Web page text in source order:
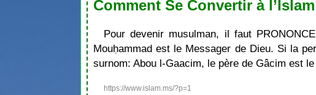
Comment Se Convertir à
Pour devenir musulman, il faut
Mouḥammad est le Messager de Dieu. Si la
surnom: Abou l-Gaacim, le père de Gâcim est
https://www.islam.ms/?p=1